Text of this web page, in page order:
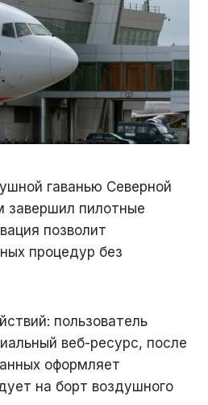
гаванью Северной
завершил пилотные
позволит
процедур без
пользователь
веб-ресурс, после
оформляет
на борт воздушного